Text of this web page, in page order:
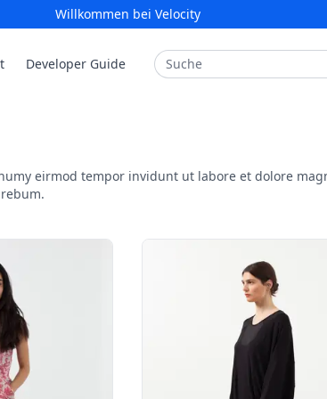
Willkommen bei Velocity
Developer Guide Search
eirmod tempor invidunt ut labore et dolore